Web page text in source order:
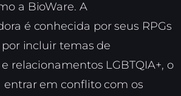
a BioWare. A
é conhecida por seus RPGs
por incluir temas de
relacionamentos LGBTQIA+, o
entrar em conflito com os